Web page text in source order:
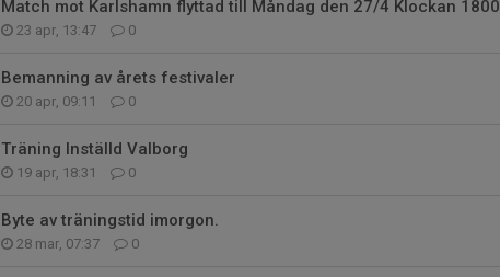
Match mot Karlshamn flyttad till Måndag den 27/4 Klockan 1800
23 apr, 13:47 0
Bemanning av årets festivaler
20 apr, 09:11 0
Träning Inställd Valborg
19 apr, 18:31 0
Byte av träningstid imorgon.
28 mar, 07:37 0